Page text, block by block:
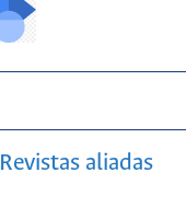
Revistas aliadas